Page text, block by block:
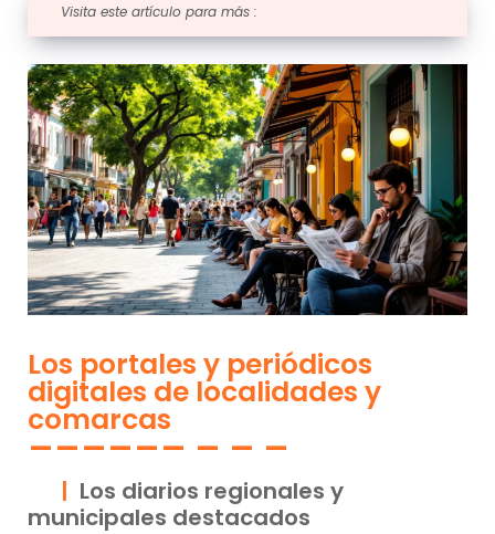
Visita este artículo para más :
Los portales y periódicos
digitales de localidades y
comarcas
Los diarios regionales y
municipales destacados